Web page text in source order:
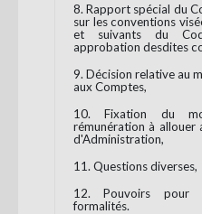
8. Rapport spécial du
sur les conventions
et suivants du
approbation desdites
9. Décision relative au
aux Comptes,
10. Fixation du
rémunération à allouer
d'Administration,
11. Questions diverses,
12. Pouvoirs pour
formalités.